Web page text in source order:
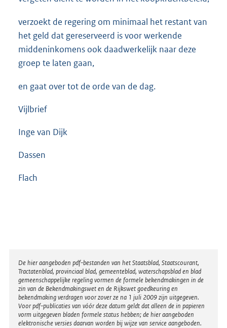
verzoekt de regering om minimaal het restant van
het geld dat gereserveerd is voor werkende
middeninkomens ook daadwerkelijk naar deze
groep te laten gaan,
en gaat over tot de orde van de dag.
Vijlbrief
Inge van Dijk
Dassen
Flach
Disclaimer
De hier aangeboden pdf-bestanden van het Staatsblad, Staatscourant,
Tractatenblad, provinciaal blad, gemeenteblad, waterschapsblad en blad
gemeenschappelijke regeling vormen de formele bekendmakingen in de
zin van de Bekendmakingswet en de Rijkswet goedkeuring en
bekendmaking verdragen voor zover ze na 1 juli 2009 zijn uitgegeven.
Voor pdf-publicaties van vóór deze datum geldt dat alleen de in papieren
vorm uitgegeven bladen formele status hebben; de hier aangeboden
elektronische versies daarvan worden bij wijze van service aangeboden.